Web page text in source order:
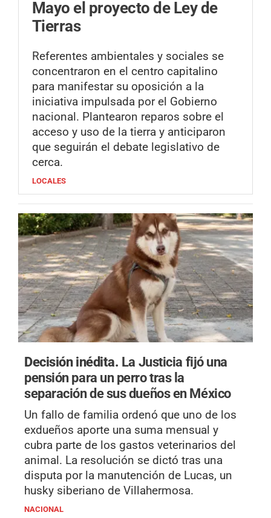
Mayo el proyecto de Ley de
Tierras
Referentes ambientales y sociales se
concentraron en el centro capitalino
para manifestar su oposición a la
iniciativa impulsada por el Gobierno
nacional. Plantearon reparos sobre el
acceso y uso de la tierra y anticiparon
que seguirán el debate legislativo de
cerca.
LOCALES
Decisión inédita. La Justicia fijó una
pensión para un perro tras la
separación de sus dueños en México
Un fallo de familia ordenó que uno de los
exdueños aporte una suma mensual y
cubra parte de los gastos veterinarios del
animal. La resolución se dictó tras una
disputa por la manutención de Lucas, un
husky siberiano de Villahermosa.
NACIONAL